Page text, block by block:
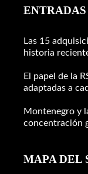
Las 15
historia
El papel de la
adaptadas a
Montenegro y
concentración
MAPA DEL